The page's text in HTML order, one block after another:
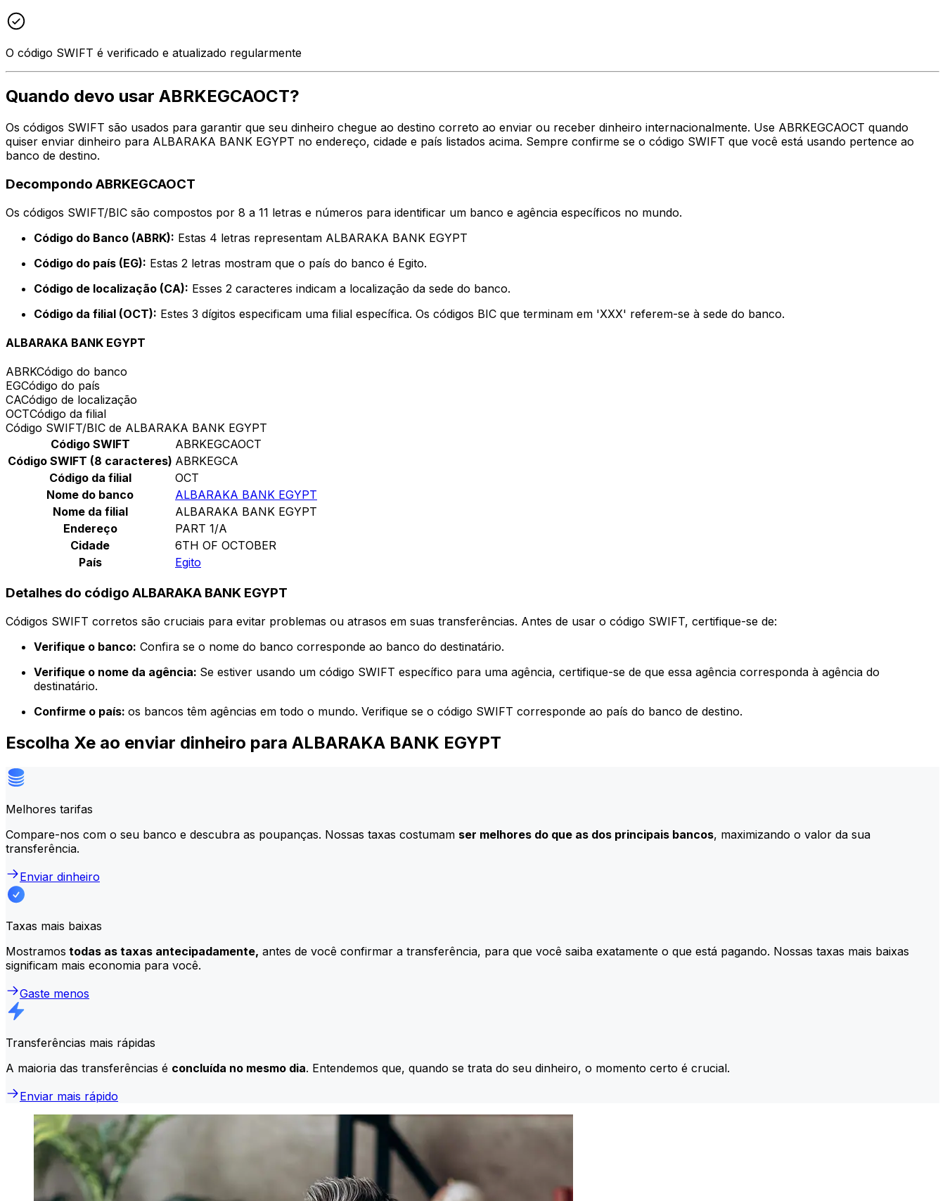
O código SWIFT é verificado e atualizado regularmente
Quando devo usar ABRKEGCAOCT?
Os códigos SWIFT são usados para garantir que seu dinheiro chegue ao destino correto ao enviar ou receber dinheiro internacionalmente. Use ABRKEGCAOCT quando
quiser enviar dinheiro para ALBARAKA BANK EGYPT no endereço, cidade e país listados acima. Sempre confirme se o código SWIFT que você está usando pertence ao
banco de destino.
Decompondo ABRKEGCAOCT
Os códigos SWIFT/BIC são compostos por 8 a 11 letras e números para identificar um banco e agência específicos no mundo.
Código do Banco (ABRK): Estas 4 letras representam ALBARAKA BANK EGYPT
Código do país (EG): Estas 2 letras mostram que o país do banco é Egito.
Código de localização (CA): Esses 2 caracteres indicam a localização da sede do banco.
Código da filial (OCT): Estes 3 dígitos especificam uma filial específica. Os códigos BIC que terminam em 'XXX' referem-se à sede do banco.
ALBARAKA BANK EGYPT
ABRKCódigo do banco
EGCódigo do país
CACódigo de localização
OCTCódigo da filial
Código SWIFT/BIC de ALBARAKA BANK EGYPT
Código SWIFT
ABRKEGCAOCT
Código SWIFT (8 caracteres) ABRKEGCA
Código da filial
OCT
Nome do banco
ALBARAKA BANK EGYPT
Nome da filial
ALBARAKA BANK EGYPT
Endereço
PART 1/A
Cidade
6TH OF OCTOBER
País
Egito
Detalhes do código ALBARAKA BANK EGYPT
Códigos SWIFT corretos são cruciais para evitar problemas ou atrasos em suas transferências. Antes de usar o código SWIFT, certifique-se de:
Verifique o banco: Confira se o nome do banco corresponde ao banco do destinatário.
Verifique o nome da agência: Se estiver usando um código SWIFT específico para uma agência, certifique-se de que essa agência corresponda à agência do
destinatário.
Confirme o país: os bancos têm agências em todo o mundo. Verifique se o código SWIFT corresponde ao país do banco de destino.
Escolha Xe ao enviar dinheiro para ALBARAKA BANK EGYPT
Melhores tarifas
Compare-nos com o seu banco e descubra as poupanças. Nossas taxas costumam ser melhores do que as dos principais bancos, maximizando o valor da sua
transferência.
Enviar dinheiro
Taxas mais baixas
Mostramos todas as taxas antecipadamente, antes de você confirmar a transferência, para que você saiba exatamente o que está pagando. Nossas taxas mais baixas
significam mais economia para você.
Gaste menos
Transferências mais rápidas
A maioria das transferências é concluída no mesmo dia. Entendemos que, quando se trata do seu dinheiro, o momento certo é crucial.
Enviar mais rápido